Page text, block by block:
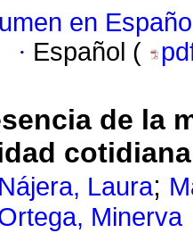
en
· Español (
de la
Laura;
Minerva